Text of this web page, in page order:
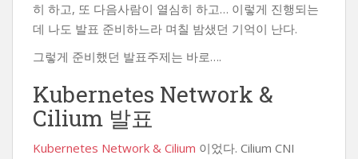
히 하고, 또 다음사람이 열심히 하고… 이렇게 진행되는
데 나도 발표 준비하느라 며칠 밤샜던 기억이 난다.
그렇게 준비했던 발표주제는 바로….
Kubernetes Network &
Cilium 발표
Kubernetes Network & Cilium 이었다. Cilium CNI